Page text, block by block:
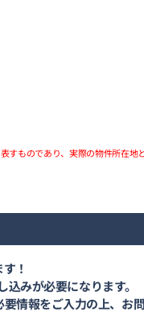
ものであり、実際の物件所在地
！
込みが必要になります。
情報をご入力の上、お